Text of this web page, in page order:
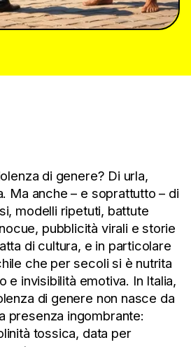
di genere? Di urla,
Ma anche – e soprattutto – di
modelli ripetuti, battute
pubblicità virali e storie
di cultura, e in particolare
che per secoli si è nutrita
e invisibilità emotiva. In Italia,
di genere non nasce da
presenza ingombrante:
tossica, data per